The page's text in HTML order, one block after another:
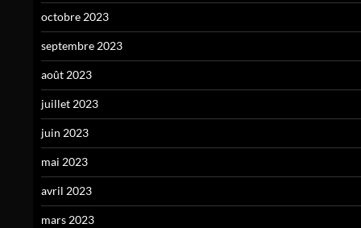
octobre 2023
septembre 2023
août 2023
juillet 2023
juin 2023
mai 2023
avril 2023
mars 2023